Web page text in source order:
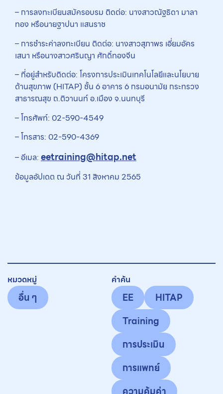
– การลงทะเบียนสมัครอบรม ติดต่อ: นางสาวณัฐธิดา มาลา
ทอง หรือนายฐาปนา แสนราช
– การชำระค่าลงทะเบียน ติดต่อ: นางสาวสุภาพร เอี่ยมอัคร
เสนา หรือนางสาวศรินญา ศักดิ์ทองจีน
– ที่อยู่สำหรับติดต่อ: โครงการประเมินเทคโนโลยีและนโยบาย
ด้านสุขภาพ (HITAP) ชั้น 6 อาคาร 6 กรมอนามัย กระทรวง
สาธารณสุข ถ.ติวานนท์ อ.เมือง จ.นนทบุรี
– โทรศัพท์: 02-590-4549
– โทรสาร: 02-590-4369
– อีเมล: eetraining@hitap.net
ข้อมูลอัปเดต ณ วันที่ 31 สิงหาคม 2565
หมวดหมู่
อื่น ๆ
คำค้น
EE
HITAP
Training
การประเมิน
การแพทย์